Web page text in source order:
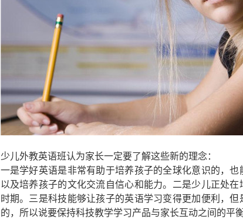
少儿外教英语班认为家长一定要了解这些新的理念：
一是学好英语是非常有助于培养孩子的全球化意识的，也
以及培养孩子的文化交流自信心和能力。二是少儿正处
时期。三是科技能够让孩子的英语学习变得更加便利，
的，所以说要保持科技教学学习产品与家长互动之间的平衡